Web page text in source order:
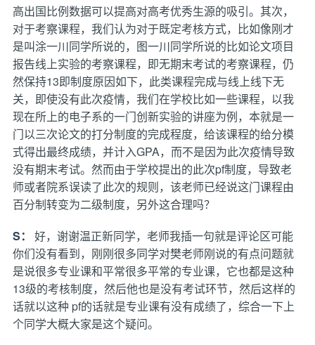
高出国比例数据可以提高对高考优秀生源的吸引。其次，
对于考察课程，我们认为对于既定考核方式，比如像刚才
是叫涂一川同学所说的，图一川同学所说的比如论文项目
报告线上实验的考察课程，即无期末考试的考察课程，仍
然保持13即制度原因如下，此类课程完成与线上线下无
关，即使没有此次疫情，我们在学校比如一些课程，以我
现在所上的电子系的一门创新实验的讲座为例，本就是一
门以三次论文的打分制度的完成程度，给该课程的给分模
式得出最终成绩，并计入GPA，而不是因为此次疫情导致
没有期末考试。然而由于学校提出的此次pf制度，导致老
师或者院系误读了此次的规则，该老师已经说这门课程由
百分制转变为二级制度，另外这合理吗？
S：
好，谢谢温正新同学，老师我插一句就是评论区可能
你们没有看到，刚刚很多同学对樊老师刚说的有点问题就
是说很多专业课和平常很多平常的专业课，它也都是这种
13级的考核制度，然后他也是没有考试环节，然后这样的
话就以这种 pf的话就是专业课有没有成绩了，综合一下上
个同学大概大家是这个疑问。